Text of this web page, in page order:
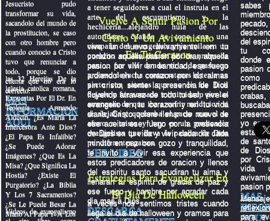
Jesucristo pudo
transformar su vida,
sacandolo del mundo de
la prostitucion, se caso
con otro hombre pero
cuando conocio a Cristo
tuvo que renunciar a
todo, porque se dio
cuenta que no era lo
correcto.
MAS
INFORMACION
AQUI
las 32 Herejías De la
iglesia catolica romana,
Expuestas Por El Dr. En
Teología Armando
Alducin. ¿Es María La
Intercesora Ante Dios?
¿El Papa Es Infalible?
¿Se Puede Adorar
Imágenes? ¿Que Es La
Misa? ¿Que Significa La
Hostia? ¿Existe El
Purgatorio? ¿La Biblia
Y Los 7 Sacramentos?
¿Se Le Puede Besar La
Mano Al Papa Y A Los
Videos de evangelismo
a tener seguidores a cual el instruia en el
arte del oscurantismo y la
hechiceria....alejandro huia de las
autoridares cuando se topo con una
campaña del evangelista yiye avila en un
pueblito en las alturas de los andes de
peru.... fue alli donde su vida paso un
proceso de lucha contra satanas el tenia un
pacto con satanas que no le fue facil
dejarlo y fue acosado e intimidado por las
amenazas de que iba a sufrir maldicion si
se alejaba y quebraba el pacto mas el se
aferro a cristo y hoy es un predicador
evangelista que lleva la palabra de Dios
por diferentes paises.
VER VIDEO
Vuelve A Sentir Pasion Por
Cristo Y Un Avivamiento
En Tu Corazon
vive un nuevo avivamiento en tu
corazon aquella pasion por orar, aquella
pasion por vivir en santidad, ese fuego
ardiendo en tu corazon por las almas
sin cristo, siente la presencia de Dios
fluyendo atravez de todo tu ser, vive el
evangelio en tu corazon y en tu vida
diaria, Cristo quiere llenar de nuevo de
ese aceite ese fuego por la presencia
de Dios en tu vida y vivir cada dia cada
minuto en paz con gozo y tranquilidad,
te invito a vivir esa experiencia que
estos predicadores de oracion y llenos
del espiritu santo sacudiran tu alma y
llenaran tu espiritu de gracia de paz y
ese fuego y hambre por agradar cada
dia mas a Dios.
DESCARGA
Estrategias Para Evangelizar En
El Dia De Halloween
a veces nos sentimos tristes cuando
llega el dia de halloween y oramos para
sabes
del
tu
donde
pasion
como
yo
estas
de
de
por
vida
pasion
MAS
AQUI
para